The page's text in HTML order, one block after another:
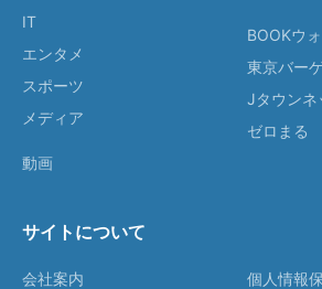
IT
エンタメ
スポーツ
メディア
動画
BOOKウ
東京バー
Jタウンネ
ゼロまる
サイトについて
会社案内
個人情報